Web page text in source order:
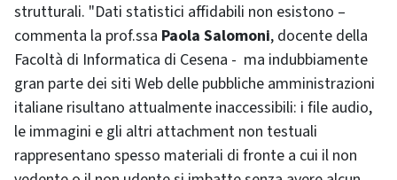
strutturali. "Dati statistici affidabili non esistono –
commenta la prof.ssa Paola Salomoni, docente della
Facoltà di Informatica di Cesena - ma indubbiamente
gran parte dei siti Web delle pubbliche amministrazioni
italiane risultano attualmente inaccessibili: i file audio,
le immagini e gli altri attachment non testuali
rappresentano spesso materiali di fronte a cui il non